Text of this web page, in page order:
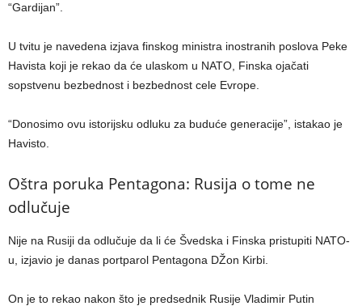
“Gardijan”.
U tvitu je navedena izjava finskog ministra inostranih poslova Peke
Havista koji je rekao da će ulaskom u NATO, Finska ojačati
sopstvenu bezbednost i bezbednost cele Evrope.
“Donosimo ovu istorijsku odluku za buduće generacije”, istakao je
Havisto.
Oštra poruka Pentagona: Rusija o tome ne
odlučuje
Nije na Rusiji da odlučuje da li će Švedska i Finska pristupiti NATO-
u, izjavio je danas portparol Pentagona DŽon Kirbi.
On je to rekao nakon što je predsednik Rusije Vladimir Putin